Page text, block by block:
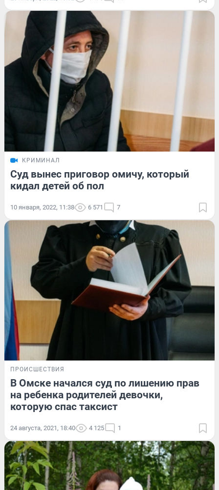
КРИМИНАЛ
Суд вынес приговор омичу, который
кидал детей об пол
10 января, 2022, 11:38 6 571 7
ПРОИСШЕСТВИЯ
В Омске начался суд по лишению прав
на ребенка родителей девочки,
которую спас таксист
24 августа, 2021, 18:40 4 125 1